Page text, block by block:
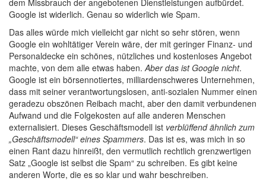
dem Missbrauch der angebotenen Dienstleistungen aufbürdet.
Google ist widerlich. Genau so widerlich wie Spam.
Das alles würde mich vielleicht gar nicht so sehr stören, wenn
Google ein wohltätiger Verein wäre, der mit geringer Finanz- und
Personaldecke ein schönes, nützliches und kostenloses Angebot
machte, von dem alle etwas haben.Aber das ist Google nicht.
Google ist ein börsennotiertes, milliardenschweres Unternehmen,
dass mit seiner verantwortungslosen, anti-sozialen Nummer einen
geradezu obszönen Reibach macht, aber den damit verbundenen
Aufwand und die Folgekosten auf alle anderen Menschen
externalisiert. Dieses Geschäftsmodell ist verblüffend ähnlich zum
„Geschäftsmodell“ eines Spammers. Das ist es, was mich in so
einen Rant dazu hinreißt, den vermutlich rechtlich grenzwertigen
Satz „Google ist selbst die Spam“ zu schreiben. Es gibt keine
anderen Worte, die es so klar und wahr beschreiben.